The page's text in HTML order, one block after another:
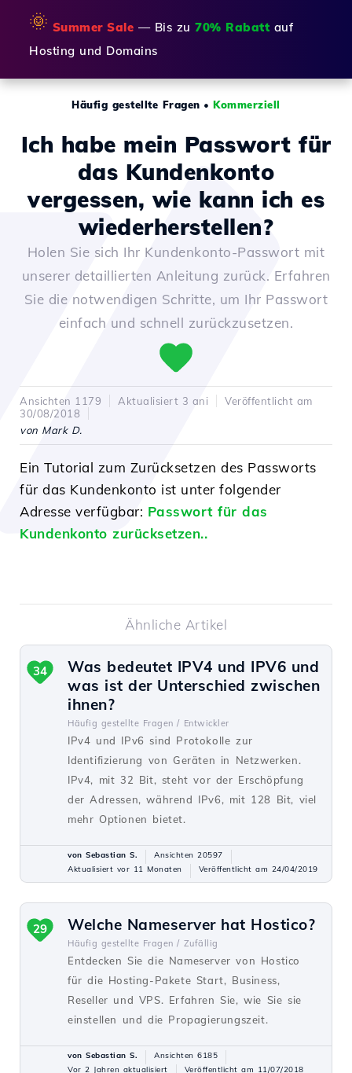
🌞 Summer Sale — Bis zu 70% Rabatt auf
Hosting und Domains
Häufig gestellte Fragen •Kommerziell
Ich habe mein Passwort für
das Kundenkonto
vergessen, wie kann ich es
wiederherstellen?
Holen Sie sich Ihr Kundenkonto-Passwort mit
unserer detaillierten Anleitung zurück. Erfahren
Sie die notwendigen Schritte, um Ihr Passwort
einfach und schnell zurückzusetzen.
Ansichten 1179 Aktualisiert 3 ani
Veröffentlicht am
30/08/2018
von Mark D.
Ein Tutorial zum Zurücksetzen des Passworts
für das Kundenkonto ist unter folgender
Adresse verfügbar: Passwort für das
Kundenkonto zurücksetzen..
Ähnliche Artikel
Was bedeutet IPV4 und IPV6 und
was ist der Unterschied zwischen
ihnen?
Häufig gestellte Fragen / Entwickler
IPv4 und IPv6 sind Protokolle zur
Identifizierung von Geräten in Netzwerken.
IPv4, mit 32 Bit, steht vor der Erschöpfung
der Adressen, während IPv6, mit 128 Bit, viel
mehr Optionen bietet.
34
von Sebastian S.
Ansichten 20597
Aktualisiert vor 11 Monaten
Veröffentlicht am 24/04/2019
Welche Nameserver hat Hostico?
Häufig gestellte Fragen / Zufällig
Entdecken Sie die Nameserver von Hostico
für die Hosting-Pakete Start, Business,
Reseller und VPS. Erfahren Sie, wie Sie sie
einstellen und die Propagierungszeit.
29
von Sebastian S.
Ansichten 6185
Vor 2 Jahren aktualisiert
Veröffentlicht am 11/07/2018